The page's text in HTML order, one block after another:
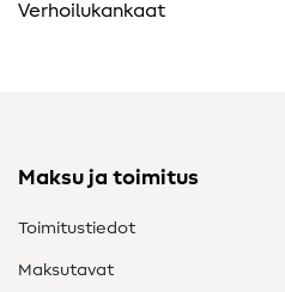
Verhoilukankaat
Maksu ja toimitus
Toimitustiedot
Maksutavat